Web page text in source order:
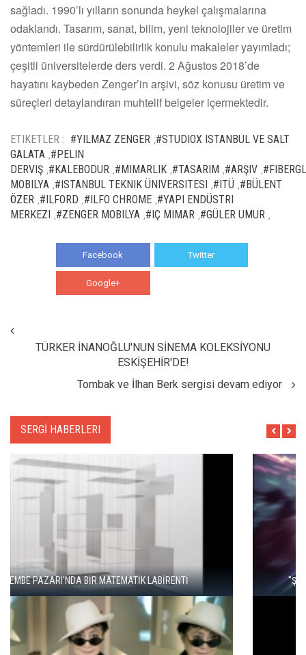
sağladı. 1990’lı yılların sonunda heykel çalışmalarına
odaklandı. Tasarım, sanat, bilim, yeni teknolojiler ve üretim
yöntemleri ile sürdürülebilirlik konulu makaleler yayımladı;
çeşitli üniversitelerde ders verdi. 2 Ağustos 2018’de
hayatını kaybeden Zenger’in arşivi, söz konusu üretim ve
süreçleri detaylandıran muhtelif belgeler içermektedir.
ETIKETLER : #YILMAZ ZENGER #STUDIOX ISTANBUL VE SALT
GALATA #PELIN
DERVIŞ #KALEBODUR #MIMARLIK #TASARIM #ARŞIV
MOBILYA #ISTANBUL TEKNIK ÜNIVERSITESI #ITÜ #BÜLENT
ÖZER #ILFORD #ILFO CHROME #YAPI ENDÜSTRI
MERKEZI #ZENGER MOBILYA #IÇ MIMAR #GÜLER UMUR
Facebook Twitter
Google+
TÜRKER İNANOĞLU'NUN SİNEMA KOLEKSİYONU
ESKİŞEHİR'DE!
Tombak ve İlhan Berk sergisi devam ediyor
SERGİ HABERLERI
"ŞEHRİ BİZ ÖĞRENMİYORUZ, TELEFONUMUZ ÖĞRENİYOR"